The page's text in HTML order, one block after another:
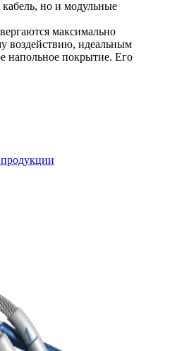
но и модульные
максимально
воздействию, идеальным
напольное покрытие. Его